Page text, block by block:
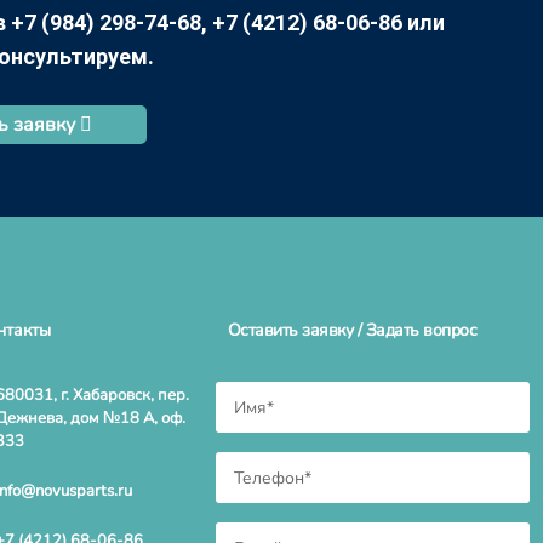
(984) 298-74-68, +7 (4212) 68-06-86 или
заявку
г. Хабаровск, пер.
дом №18 А, оф.
Оставить заявку / Задать вопрос